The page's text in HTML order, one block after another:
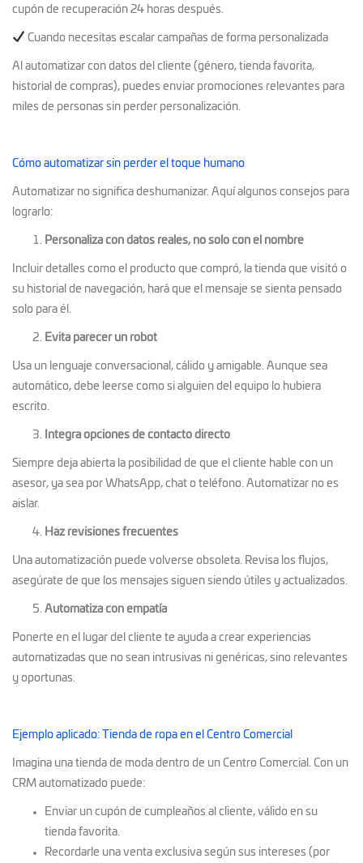
cupón de recuperación 24 horas después.
Cuando necesitas escalar campañas de forma personalizada
Al automatizar con datos del cliente (género, tienda favorita,
historial de compras), puedes enviar promociones relevantes para
miles de personas sin perder personalización.
Cómo automatizar sin perder el toque humano
Automatizar no significa deshumanizar. Aquí algunos consejos para
lograrlo:
Personaliza con datos reales, no solo con el nombre
Incluir detalles como el producto que compró, la tienda que visitó o
su historial de navegación, hará que el mensaje se sienta pensado
solo para él.
Evita parecer un robot
Usa un lenguaje conversacional, cálido y amigable. Aunque sea
automático, debe leerse como si alguien del equipo lo hubiera
escrito.
Integra opciones de contacto directo
Siempre deja abierta la posibilidad de que el cliente hable con un
asesor, ya sea por WhatsApp, chat o teléfono. Automatizar no es
aislar.
Haz revisiones frecuentes
Una automatización puede volverse obsoleta. Revisa los flujos,
asegúrate de que los mensajes siguen siendo útiles y actualizados.
Automatiza con empatía
Ponerte en el lugar del cliente te ayuda a crear experiencias
automatizadas que no sean intrusivas ni genéricas, sino relevantes
y oportunas.
Ejemplo aplicado: Tienda de ropa en el Centro Comercial
Imagina una tienda de moda dentro de un Centro Comercial. Con un
CRM automatizado puede:
Enviar un cupón de cumpleaños al cliente, válido en su
tienda favorita.
Recordarle una venta exclusiva según sus intereses (por